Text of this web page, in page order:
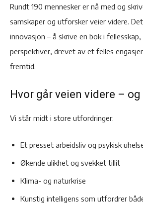
Rundt 190 mennesker er nå med og
samskaper og utforsker veier videre.
innovasjon – å skrive en bok i
perspektiver, drevet av et felles
fremtid.
Hvor går veien videre – og
Vi står midt i store utfordringer:
Et presset arbeidsliv og psykisk
Økende ulikhet og svekket tillit
Klima- og naturkrise
Kunstig intelligens som utfordrer